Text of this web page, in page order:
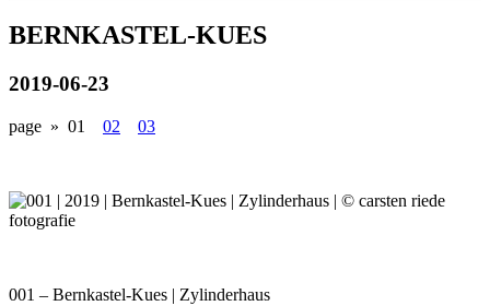
BERNKASTEL-KUES
2019-06-23
page » 01 02 03
001 – Bernkastel-Kues | Zylinderhaus